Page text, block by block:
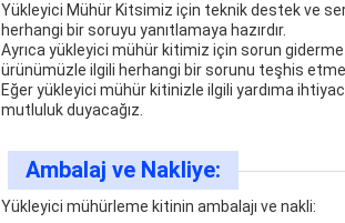
Yükleyici Mühür Kitsimiz için teknik destek ve
herhangi bir soruyu yanıtlamaya hazırdır.
Ayrıca yükleyici mühür kitimiz için sorun
ürünümüzle ilgili herhangi bir sorunu teşhis
Eğer yükleyici mühür kitinizle ilgili yardıma
mutluluk duyacağız.
Ambalaj ve Nakliye:
Yükleyici mühürleme kitinin ambalajı ve nakli: